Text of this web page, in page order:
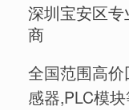
深圳宝安区
商
全国范围高
感器,PLC模